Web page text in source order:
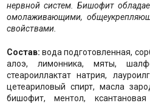
нервной систем. Бишофит
омолаживающими,
свойствами.
Состав: вода подготовленная,
алоэ, лимонника, мяты,
стеароиллактат натрия,
цетеариловый спирт, масла
бишофит, ментол,